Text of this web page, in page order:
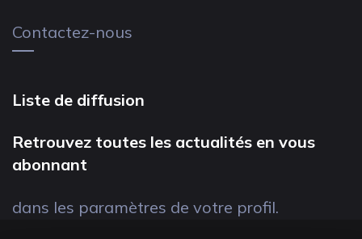
Contactez-nous
Liste de diffusion
Retrouvez toutes les actualités en vous
abonnant
dans les paramètres de votre profil.